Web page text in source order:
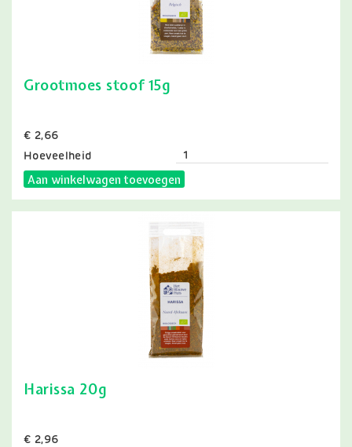
Grootmoes stoof 15g
Prijs
€ 2,66
Hoeveelheid
Aan winkelwagen toevoegen
Harissa 20g
Prijs
€ 2,96